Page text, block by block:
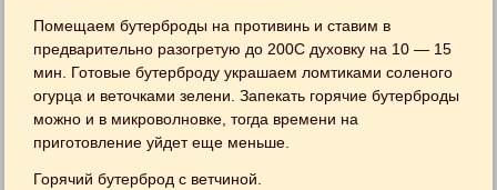
Помещаем бутерброды на противинь и ставим в
предварительно разогретую до 200С духовку на 10 — 15
мин. Готовые бутерброду украшаем ломтиками соленого
огурца и веточками зелени. Запекать горячие бутерброды
можно и в микроволновке, тогда времени на
приготовление уйдет еще меньше.
Горячий бутерброд с ветчиной.